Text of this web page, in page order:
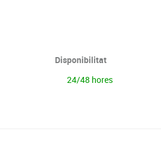
Disponibilitat
24/48 hores